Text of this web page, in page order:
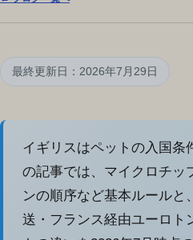
最終更新日：2026年7月29日
イギリスはペットの入国条
の記事では、マイクロチッ
ンの順序など基本ルールと
送・フランス経由ユーロト